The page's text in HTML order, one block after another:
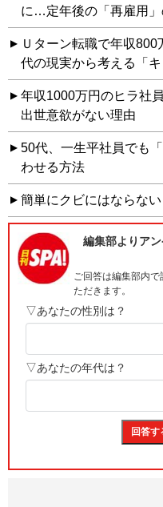
に…定年後の「再雇用」
Ｕターン転職で年収
代の現実から考える「
年収1000万円のヒラ社
出世意欲がない理由
50代、一生平社員でも
わせる方法
簡単にクビにはならな